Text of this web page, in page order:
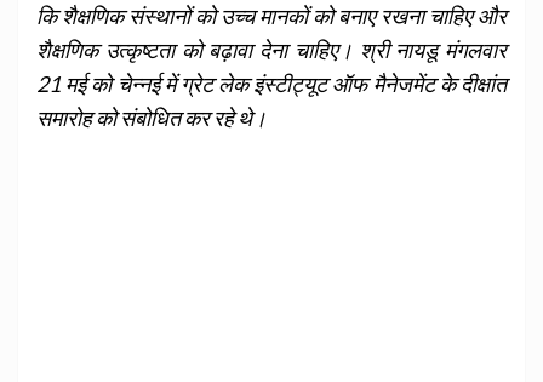
कि शैक्षणिक संस्थानों को उच्च मानकों को बनाए रखना चाहिए और
शैक्षणिक उत्कृष्टता को बढ़ावा देना चाहिए। श्री नायडू मंगलवार
21 मई को चेन्नई में ग्रेट लेक इंस्टीट्यूट ऑफ मैनेजमेंट के दीक्षांत
समारोह को संबोधित कर रहे थे।